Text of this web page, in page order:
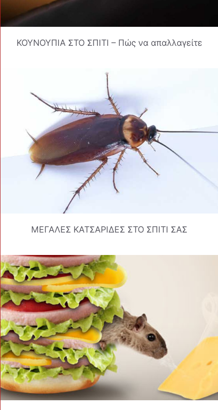
ΚΟΥΝΟΥΠΙΑ ΣΤΟ ΣΠΙΤΙ – Πώς να απαλλαγείτε
ΜΕΓΑΛΕΣ ΚΑΤΣΑΡΙΔΕΣ ΣΤΟ ΣΠΙΤΙ ΣΑΣ